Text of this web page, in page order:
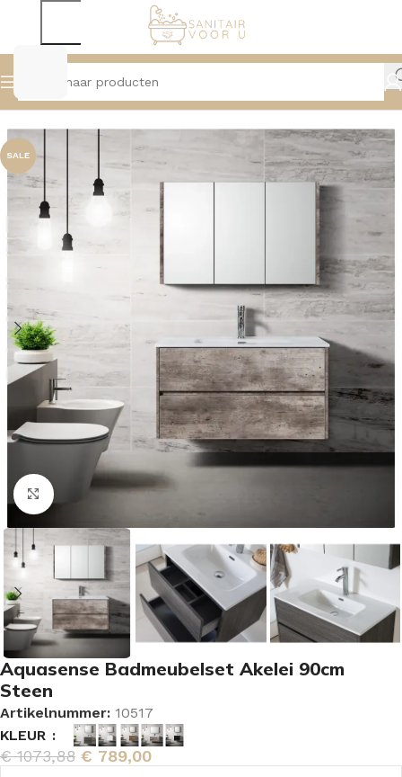
Home Badmeubelen Badmeubelsets
SALE
Vergroten
Aquasense Badmeubelset Akelei 90cm
Steen
Artikelnummer: 10517
KLEUR
€1073,88 € 789,00